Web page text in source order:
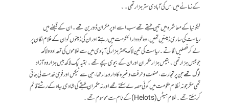
کے زمانے میں اس کی آبادی ستر ہزار تھی۔۔
لیکونیا کے معاشرہ میں تین طبقے تھے سب اسے اوپر مکران ڈورین تھے ۔ ان کے قبضے میں
ریاست کی ساری زمینیں تھیں ، وہ خود دار الحکومت میں رہتے اور ان کی زمینوں کو ان کے غلام لگان پر
لے کر فصلیں اگاتے ۔ ریاست کی تین لاکھ چھتر ہزار کی آبادی میں سے غلاموں کی تعداد دو لاکھ
جوبیسں ہزار تھی ۔ بتیس ہزار حکمران اور ان کے بیوی بچے تھے ۔ بقیہ ایک لاکھ بیس ہزار وہ آزاد
لوگ تھے جن پر تجارت ، صنعت و حرفت وغیرہ کا دارومدار تھا ، جن سے ٹیکس اور فوجی خدمت لی جاتی
تھی مگر جو نہ نظام حکومت میں کوئی حصہ لے سکتے تھے اور نہ حکمران طبقے کی شادی بیاہ کے رشتے قائم
کر سکتے تھے ۔ غلام ہیٹس (Helots) کے نام سے موسوم تھے ۔